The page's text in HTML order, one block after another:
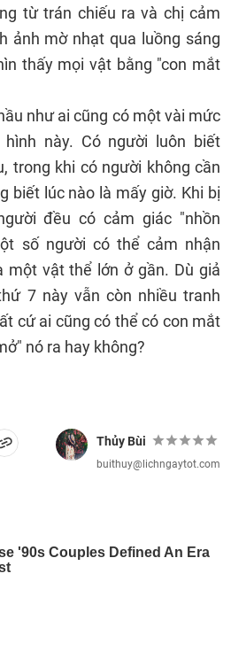
từ trán chiếu ra và chị cảm
ảnh mờ nhạt qua luồng sáng
thấy mọi vật bằng "con mắt
như ai cũng có một vài mức
này. Có người luôn biết
trong khi có người không cần
biết lúc nào là mấy giờ. Khi bị
đều có cảm giác "nhồn
số người có thể cảm nhận
một vật thể lớn ở gần. Dù giả
7 này vẫn còn nhiều tranh
cứ ai cũng có thể có con mắt
nó ra hay không?
Thủy Bùi
buithuy@lichngaytot.com